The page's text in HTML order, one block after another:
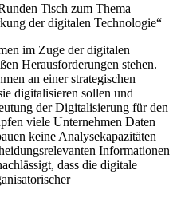
Tisch zum Thema
der digitalen Technologie“
im Zuge der digitalen
Herausforderungen stehen.
an einer strategischen
digitalisieren sollen und
der Digitalisierung für den
viele Unternehmen Daten
keine Analysekapazitäten
Informationen
dass die digitale